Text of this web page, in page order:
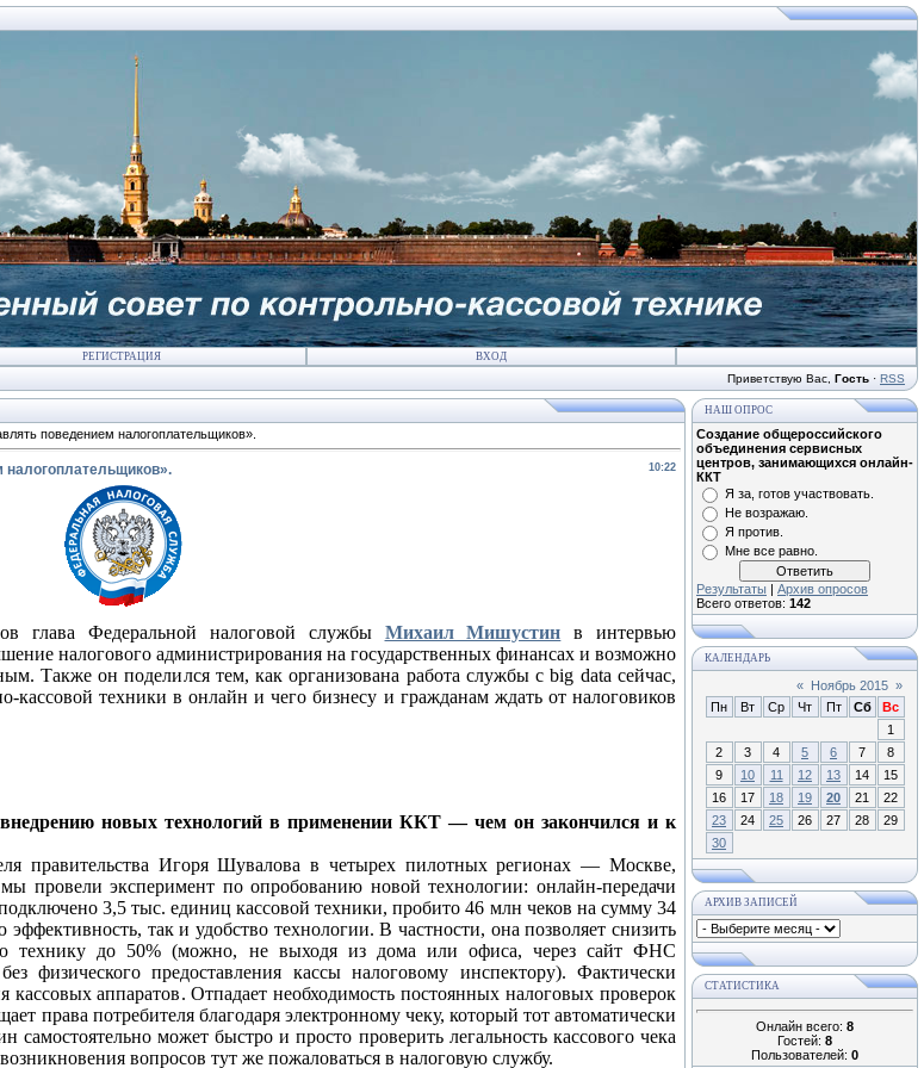
РЕГИСТРАЦИЯ ВХОД
Приветствую Вас Гость · RSS
поведением налогоплательщиков».
10:22
глава Федеральной налоговой службы Михаил Мишустин в интервью
налогового администрирования на государственных финансах и возможно
Также он поделился тем, как организована работа службы с big data сейчас,
кассовой техники в онлайн и чего бизнесу и гражданам ждать от налоговиков
новых технологий в применении ККТ — чем он закончился и к
правительства Игоря Шувалова в четырех пилотных регионах — Москве,
провели эксперимент по опробованию новой технологии: онлайн-передачи
3,5 тыс. единиц кассовой техники, пробито 46 млн чеков на сумму 34
так и удобство технологии. В частности, она позволяет снизить
технику до 50% (можно, не выходя из дома или офиса, через сайт ФНС
физического предоставления кассы налоговому инспектору). Фактически
кассовых аппаратов. Отпадает необходимость постоянных налоговых проверок
права потребителя благодаря электронному чеку, который тот автоматически
может быстро и просто проверить легальность кассового чека
вопросов тут же пожаловаться в налоговую службу.
НАШ ОПРОС
Создание общероссийского
объединения сервисных
центров, занимающихся онлайн-
ККТ
Я за, готов участвовать.
Не возражаю.
Я против.
Мне все равно.
Результаты | Архив опросов
Всего ответов: 142
КАЛЕНДАРЬ
« Ноябрь 2015 »
Пн
Вт Ср Чт Пт Сб
Вс
1
2
3 4 5 6 7
8
9
10 11 12 13 14
15
16
17 18 19 20 21
22
23
24 25 26 27 28
29
30
АРХИВ ЗАПИСЕЙ
СТАТИСТИКА
Онлайн всего: 8
Гостей: 8
Пользователей: 0